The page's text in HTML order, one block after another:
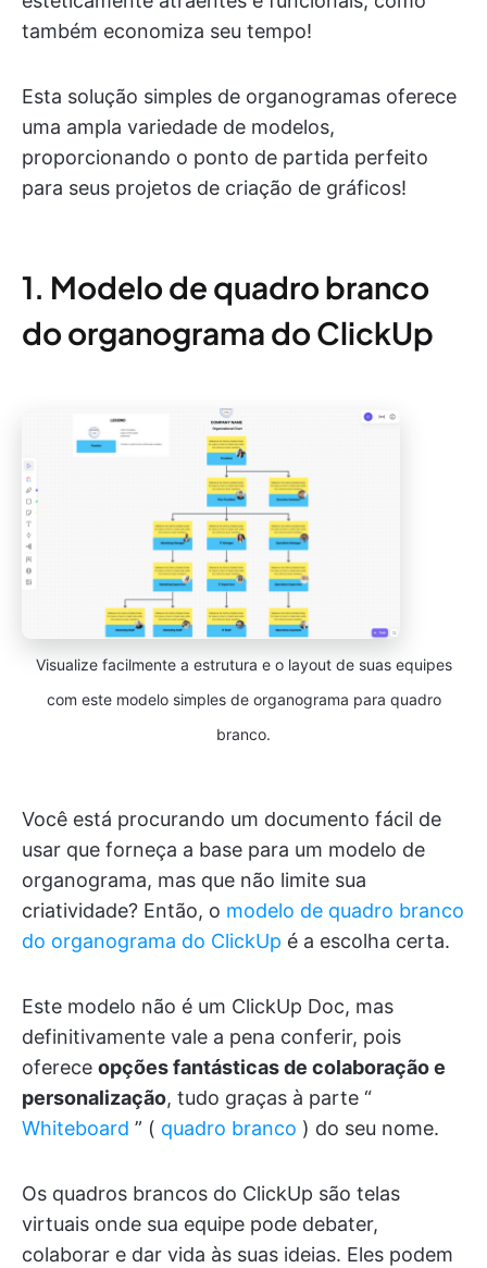
também economiza seu tempo!
Esta solução simples de organogramas oferece
uma ampla variedade de modelos,
proporcionando o ponto de partida perfeito
para seus projetos de criação de gráficos!
1. Modelo de quadro branco
do organograma do ClickUp
Visualize facilmente a estrutura e o layout de suas equipes
com este modelo simples de organograma para quadro
branco.
Você está procurando um documento fácil de
usar que forneça a base para um modelo de
organograma, mas que não limite sua
criatividade? Então, o modelo de quadro branco
do organograma do ClickUp é a escolha certa.
Este modelo não é um ClickUp Doc, mas
definitivamente vale a pena conferir, pois
oferece opções fantásticas de colaboração e
personalização, tudo graças à parte “
Whiteboard ” ( quadro branco ) do seu nome.
Os quadros brancos do ClickUp são telas
virtuais onde sua equipe pode debater,
colaborar e dar vida às suas ideias. Eles podem